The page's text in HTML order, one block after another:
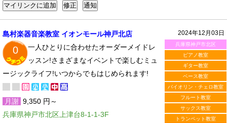
2024年12月03日
兵庫県神戸市北区
ピアノ教室
ギター教室
ベース教室
バイオリン・チェロ教室
フルート教室
サックス教室
トランペット教室
島村楽器音楽教室 イオンモール神戸北店
0
一人ひとりに合わせたオーダーメイドレ
ッスン!さまざまなイベントで楽しむミュ
ージックライフ!いつからでもはじめられます!
月謝 9,350 円～
兵庫県神戸市北区上津台8-1-1-3F